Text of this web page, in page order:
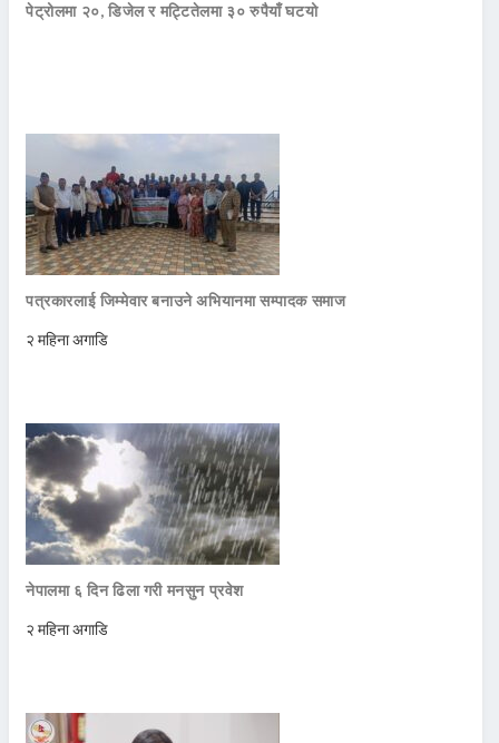
पेट्रोलमा २०, डिजेल र मट्टितेलमा ३० रुपैयाँ घटयो
पत्रकारलाई जिम्मेवार बनाउने अभियानमा सम्पादक समाज
२ महिना अगाडि
नेपालमा ६ दिन ढिला गरी मनसुन प्रवेश
२ महिना अगाडि